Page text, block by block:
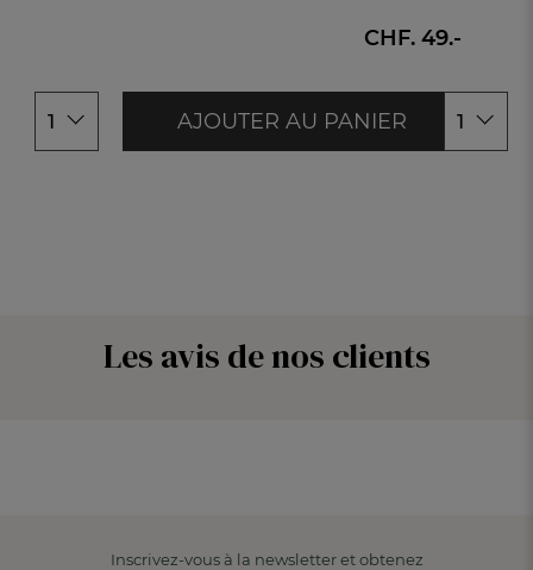
CHF. 49.-
1 AJOUTER AU PANIER 1
Les avis de nos clients
Inscrivez-vous à la newsletter et obtenez